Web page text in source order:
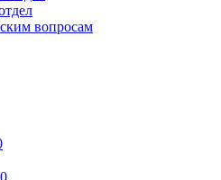
вопросам
0